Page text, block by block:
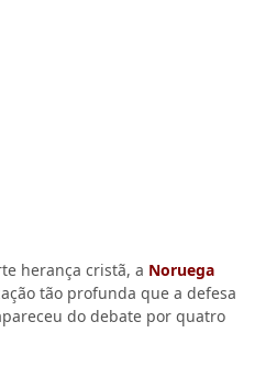
herança cristã, a Noruega
tão profunda que a defesa
do debate por quatro